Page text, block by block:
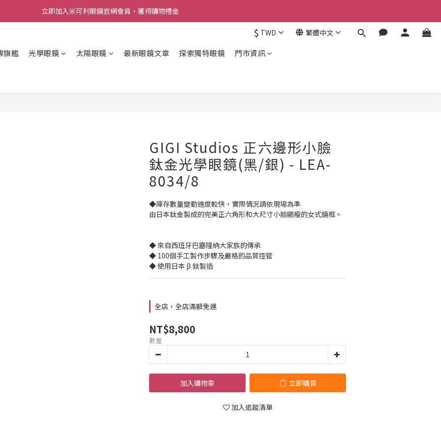
立即加入米可利眼鏡官網會員，獲得購物禮金
$ TWD 繁體中文
旗艦 光學眼鏡 太陽眼鏡 最新眼鏡文章 探索獨特眼鏡 門市資訊
GIGI Studios 正六邊形小臉
鈦金光學眼鏡(黑/銀) - LEA-
8034/8
◆庫存數量變動速度較快，實際情況請依現場為準
由日本鈦金製成的完美正六角形和大尺寸小臉顯瘦的女式鏡框。
◆ 來自西班牙巴塞隆納大家族的傳承
◆ 100個手工製作步驟及嚴格的品質控管
◆ 使用日本 β 鈦製造
全店，全店滿額免運
NT$8,800
數量
加入購物車 立即購買
加入追蹤清單